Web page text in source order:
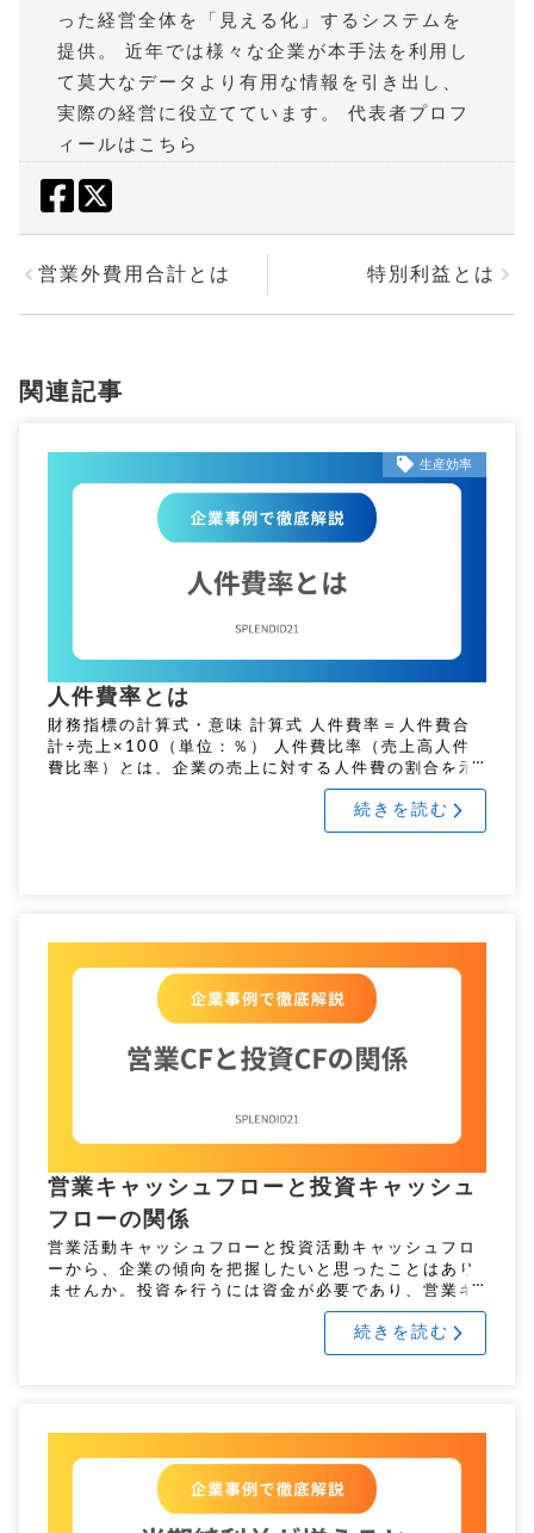
った経営全体を「見える化」するシステムを
提供。 近年では様々な企業が本手法を利用し
て莫大なデータより有用な情報を引き出し、
実際の経営に役立てています。 代表者プロフ
ィールはこちら
営業外費用合計とは 特別利益とは
関連記事
生産効率
人件費率とは
財務指標の計算式・意味 計算式 人件費率＝人件費合
計÷売上×100（単位：％） 人件費比率（売上高人件
費比率）とは、企業の売上に対する人件費の割合を示
す指標です。この比率が高いほど、売上に対して人件
続きを読む
営業キャッシュフローと投資キャッシュ
フローの関係
営業活動キャッシュフローと投資活動キャッシュフロ
ーから、企業の傾向を把握したいと思ったことはあり
ませんか。投資を行うには資金が必要であり、営業キ
ャッシュフローが不足している場合は、財務キャッシ
続きを読む